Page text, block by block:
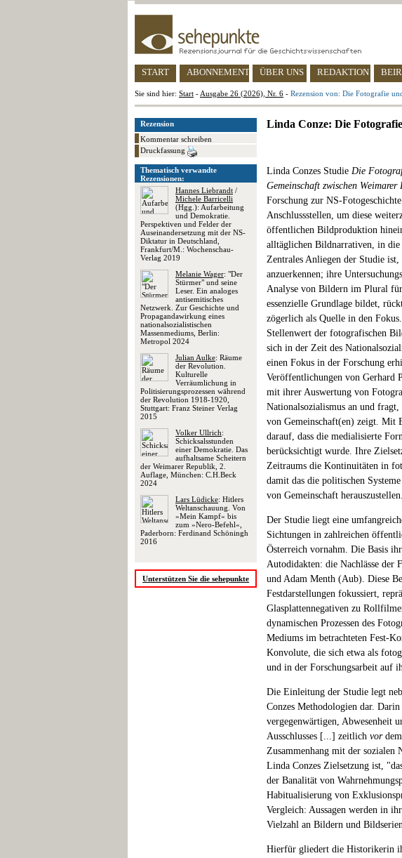
START ABONNEMENT ÜBER UNS REDAKTION
Sie sind hier: Start - Ausgabe 26 (2026), Nr. 6 - Rezension von: Die Fotografie
Rezension
Kommentar schreiben
Druckfassung
Thematisch verwandte
Rezensionen:
Hannes Liebrandt /
Michele Barricelli
(Hgg.): Aufarbeitung
und Demokratie.
Perspektiven und Felder der
Auseinandersetzung mit der NS-
Diktatur in Deutschland,
Frankfurt/M.: Wochenschau-
Verlag 2019
Melanie Wager: "Der
Stürmer" und seine
Leser. Ein analoges
antisemitisches
Netzwerk. Zur Geschichte und
Propagandawirkung eines
nationalsozialistischen
Massenmediums, Berlin:
Metropol 2024
Julian Aulke: Räume
der Revolution.
Kulturelle
Verräumlichung in
Politisierungsprozessen während
der Revolution 1918-1920,
Stuttgart: Franz Steiner Verlag
2015
Volker Ullrich:
Schicksalsstunden
einer Demokratie. Das
aufhaltsame Scheitern
der Weimarer Republik, 2.
Auflage, München: C.H.Beck
2024
Lars Lüdicke: Hitlers
Weltanschauung. Von
»Mein Kampf« bis
zum »Nero-Befehl«,
Paderborn: Ferdinand Schöningh
2016
Unterstützen Sie die sehepunkte
Linda Conze: Die
Linda Conzes Studie Die
Gemeinschaft zwischen
Forschung zur NS-
Anschlussstellen, um diese
öffentlichen Bildproduktion
alltäglichen Bildnarrativen, in die
Zentrales Anliegen der Studie
anzuerkennen; ihre
Analyse von Bildern im Plural
essenzielle Grundlage bildet,
zögerlich als Quelle in den
Stellenwert der fotografischen
sich in der Zeit des
einen Fokus in der Forschung
Veröffentlichungen von Gerhard
mit ihrer Auswertung von
Nationalsozialismus an und
von Gemeinschaft(en) zeigt. Mit
darauf, dass die medialisierte
berücksichtigt wurde. Ihre
Zeitraums die Kontinuitäten in
damit das die politischen
von Gemeinschaft herauszustellen.
Der Studie liegt eine
Sichtungen in zahlreichen
Österreich vornahm. Die Basis
Autodidakten: die Nachlässe
und Adam Menth (Aub). Diese
Festdarstellungen fokussiert,
Glasplattennegativen zu
dynamischen Prozessen des
Mediums im betrachteten Fest-
Konvolute, die sich etwa als
und in der Forschungsarbeit auf
Die Einleitung der Studie legt
Conzes Methodologien dar.
vergegenwärtigen, Abwesenheit
Ausschlusses [...] zeitlich vor
Zusammenhang mit der sozialen
Linda Conzes Zielsetzung ist,
der Banalität von
Habitualisierung von
Vergleich: Aussagen werden in
Vielzahl an Bildern und
Hierfür gliedert die Historikerin